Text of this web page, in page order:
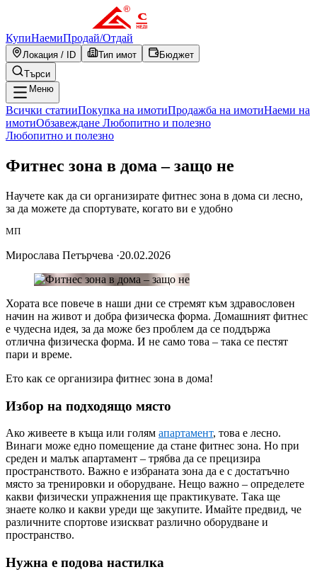
КупиНаемиПродай/Отдай
Локация / ID Тип имот
Бюджет
Търси
Меню
Всички статииПокупка на имотиПродажба на имотиНаеми на
имотиОбзавеждане Любопитно и полезно
Любопитно и полезно
Фитнес зона в дома – защо не
Научете как да си организирате фитнес зона в дома си лесно,
за да можете да спортувате, когато ви е удобно
МП
Мирослава Петърчева ·20.02.2026
Хората все повече в наши дни се стремят към здравословен
начин на живот и добра физическа форма. Домашният фитнес
е чудесна идея, за да може без проблем да се поддържа
отлична физическа форма. И не само това – така се пестят
пари и време.
Ето как се организира фитнес зона в дома!
Избор на подходящо място
Ако живеете в къща или голям апартамент, това е лесно.
Винаги може едно помещение да стане фитнес зона. Но при
среден и малък апартамент – трябва да се прецизира
пространството. Важно е избраната зона да е с достатъчно
място за тренировки и оборудване. Нещо важно – определете
какви физически упражнения ще практикувате. Така ще
знаете колко и какви уреди ще закупите. Имайте предвид, че
различните спортове изискват различно оборудване и
пространство.
Нужна е подова настилка